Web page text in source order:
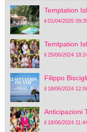
Temptation
il 01/04/2025
Temtpation
il 25/06/2024
Filippo
il 18/06/2024
Anticipazioni
il 18/06/2024